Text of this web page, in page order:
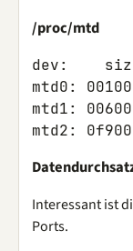
/proc/mtd
dev:
mtd0:
mtd1:
Interessant ist
Ports.